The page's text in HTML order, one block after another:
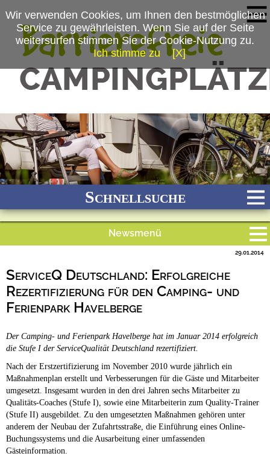
Schnellsuche
Ganzjährig geöffnet
Newsmenü
Campingplätze
Camping & Caravan
ServiceQ Deutschland: Erfolgreiche
Rezertifizierung für den Camping- und
Ferienpark Havelberge
29.01.2014
Der Camping- und Ferienpark Havelberge hat im Januar 2014 erfolgreich
die Stufe I der ServiceQualität Deutschland rezertifiziert.
Nach der Erstzertifizierung im November 2010 wurde jährlich ein
Maßnahmenplan erstellt und Verbesserungen für die Gäste und Mitarbeiter
umgesetzt. Insgesamt wurden in den drei Jahren sechs Mitarbeiter zu
Qualitäts-Coaches (Stufe I), sowie eine Mitarbeiterin zum Quality-Trainer
(Stufe II) ausgebildet. Zu den umgesetzten Maßnahmen gehören unter
anderem der Neubau der Zufahrtsstraße, die Einführung eines Online-
Buchungssystems und die Ausarbeitung einer umfassenden
Gästeinformation.
Wir verwenden Cookies, um Ihnen den bestmöglichen
Service zu gewährleisten. Wenn Sie auf der Seite
weitersurfen stimmen Sie der Cookie-Nutzung zu.
Ich stimme zu
[X]